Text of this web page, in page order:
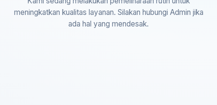
meningkatkan kualitas layanan. Silakan hubungi Admin jika
ada hal yang mendesak.